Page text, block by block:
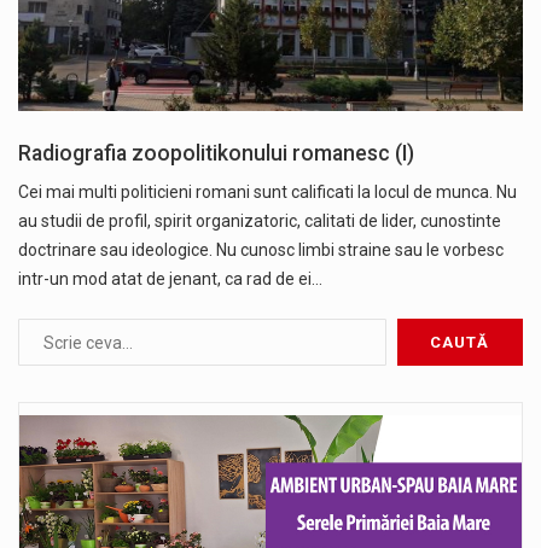
Radiografia zoopolitikonului romanesc (I)
Cei mai multi politicieni romani sunt calificati la locul de munca. Nu
au studii de profil, spirit organizatoric, calitati de lider, cunostinte
doctrinare sau ideologice. Nu cunosc limbi straine sau le vorbesc
intr-un mod atat de jenant, ca rad de ei…